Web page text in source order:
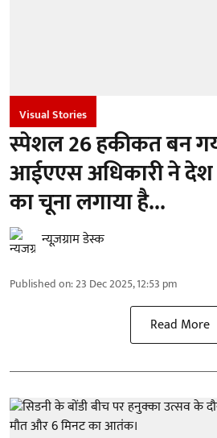
Visual Stories
स्पेशल 26 हकीकत बन
आईएएस अधिकारी ने
का चूना लगाया है...
न्यूज़ग्राम डेस्क
Published on:23 Dec 2025, 12:53 pm
Read More